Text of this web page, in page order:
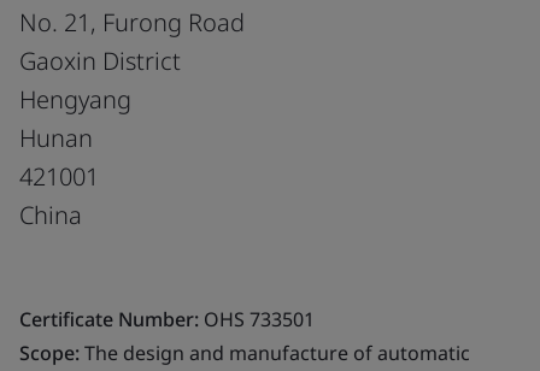
No. 21, Furong Road
Gaoxin District
Hengyang
Hunan
421001
China
Certificate Number: OHS 733501
Scope:The design and manufacture of automatic